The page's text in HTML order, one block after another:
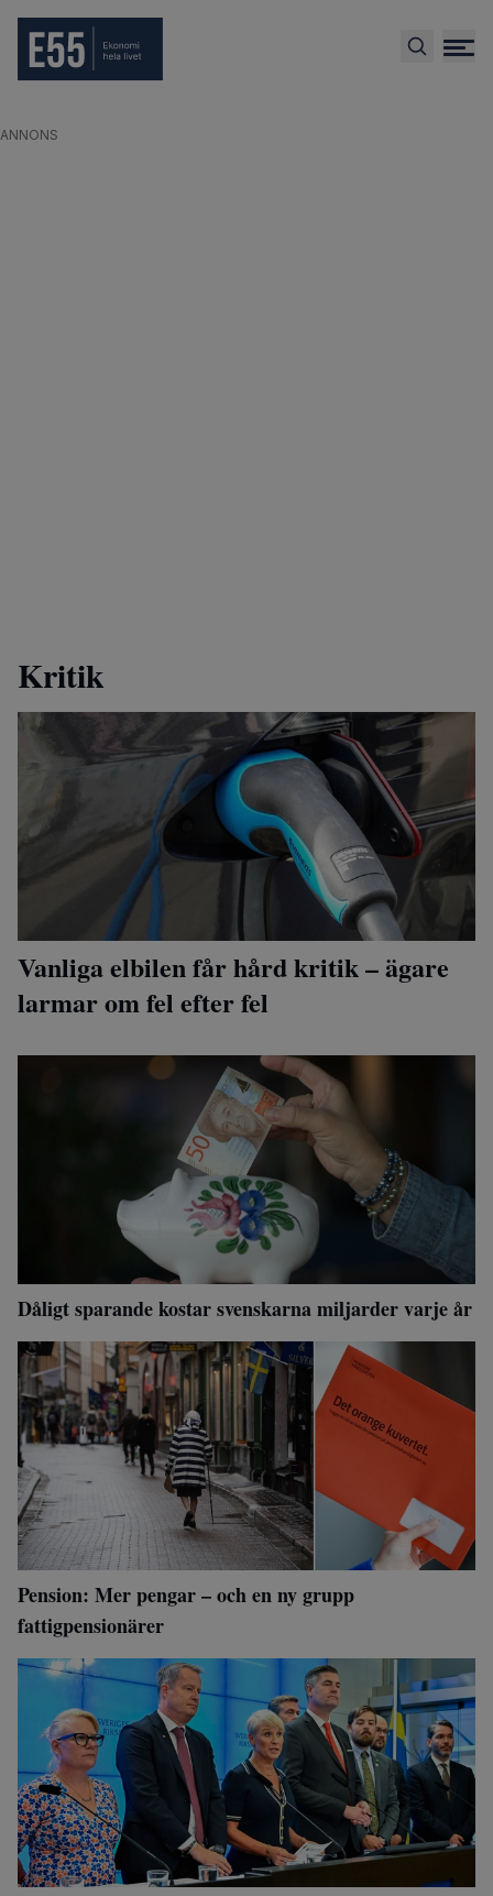
ANNONS
Kritik
Vanliga elbilen får hård kritik – ägare
larmar om fel efter fel
Dåligt sparande kostar svenskarna miljarder varje år
Pension: Mer pengar – och en ny grupp
fattigpensionärer